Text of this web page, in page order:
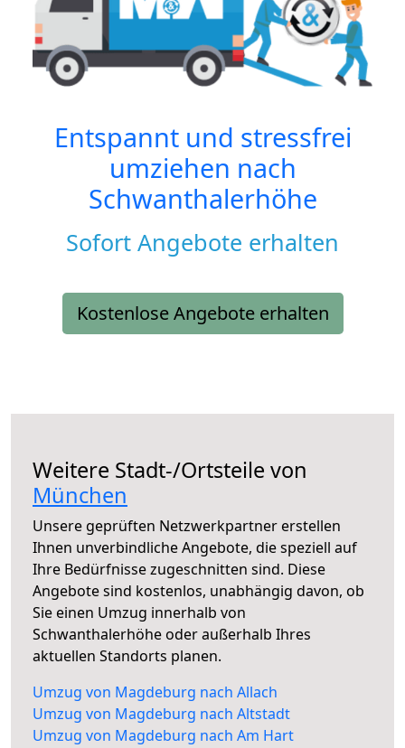
Entspannt und stressfrei
umziehen nach
Schwanthalerhöhe
Sofort Angebote erhalten
Kostenlose Angebote erhalten
Weitere Stadt-/Ortsteile von
München
Unsere geprüften Netzwerkpartner erstellen
Ihnen unverbindliche Angebote, die speziell auf
Ihre Bedürfnisse zugeschnitten sind. Diese
Angebote sind kostenlos, unabhängig davon, ob
Sie einen Umzug innerhalb von
Schwanthalerhöhe oder außerhalb Ihres
aktuellen Standorts planen.
Umzug von Magdeburg nach Allach
Umzug von Magdeburg nach Altstadt
Umzug von Magdeburg nach Am Hart